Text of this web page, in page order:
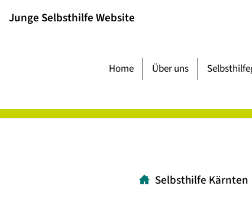
Junge Selbsthilfe Website
Home Über uns
Selbsthilfe Kärnten